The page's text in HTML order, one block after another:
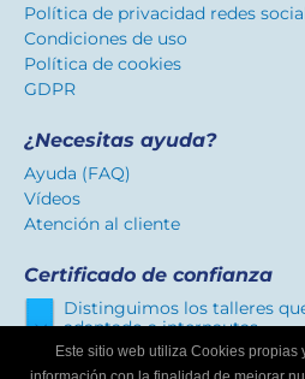
Política de privacidad redes
Condiciones de uso
Política de cookies
GDPR
¿Necesitas ayuda?
Ayuda (FAQ)
Vídeos
Atención al cliente
Certificado de confianza
Distinguimos los talleres
adaptado a internautas.
Este sitio web utiliza Cookies propias